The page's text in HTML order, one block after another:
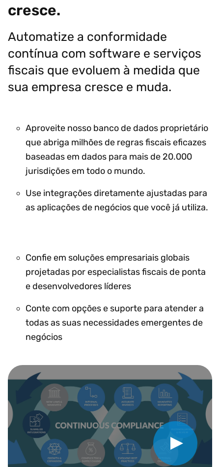
cresce.
Automatize a conformidade
contínua com software e serviços
fiscais que evoluem à medida que
sua empresa cresce e muda.
Aproveite nosso banco de dados proprietário
que abriga milhões de regras fiscais eficazes
baseadas em dados para mais de 20.000
jurisdições em todo o mundo.
Use integrações diretamente ajustadas para
as aplicações de negócios que você já utiliza.
Confie em soluções empresariais globais
projetadas por especialistas fiscais de ponta
e desenvolvedores líderes
Conte com opções e suporte para atender a
todas as suas necessidades emergentes de
negócios
Play Video